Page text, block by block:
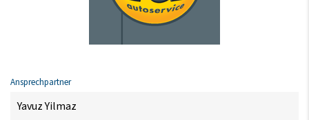
Ansprechpartner
Yavuz Yilmaz